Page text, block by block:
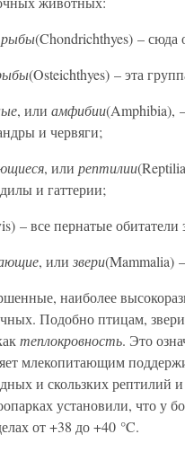
рыбы(Chondrichthyes) – сюда
(Osteichthyes) – эта
, или амфибии(Amphibia),
и червяги;
, или рептилии
и гаттерии;
– все пернатые обитатели
, или звери(Mammalia)
наиболее
Подобно птицам,
теплокровность. Это
млекопитающим
и скользких рептилий
установили, что у
от +38 до +40 °C.